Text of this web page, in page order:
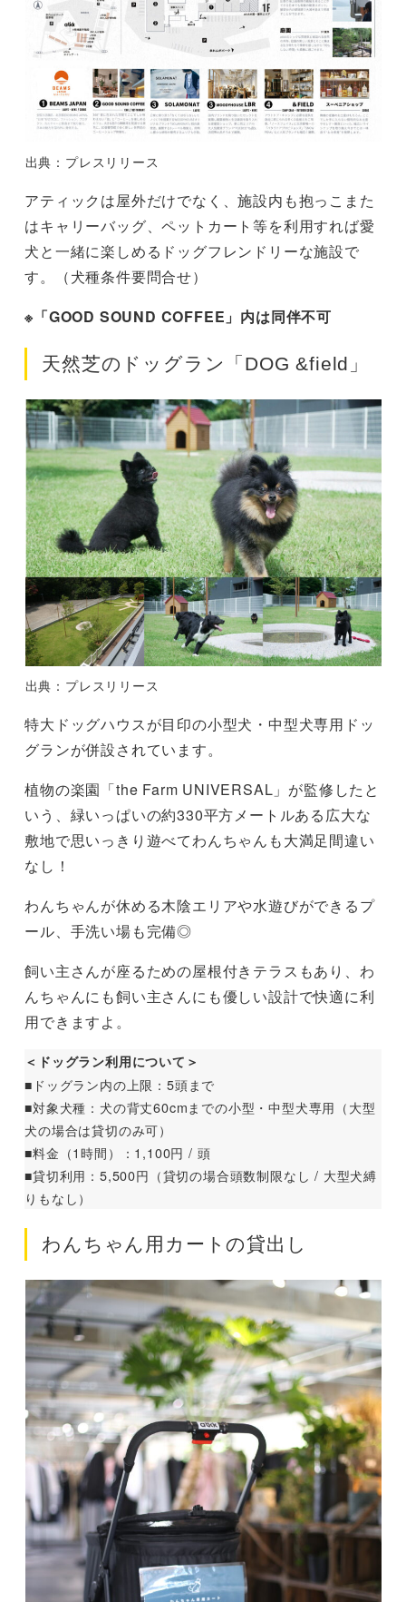
出典：プレスリリース
アティックは屋外だけでなく、施設内も抱っこまた
はキャリーバッグ、ペットカート等を利用すれば愛
犬と一緒に楽しめるドッグフレンドリーな施設で
す。（犬種条件要問合せ）
※「GOOD SOUND COFFEE」内は同伴不可
天然芝のドッグラン「DOG &field」
出典：プレスリリース
特大ドッグハウスが目印の小型犬・中型犬専用ドッ
グランが併設されています。
植物の楽園「the Farm UNIVERSAL」が監修したと
いう、緑いっぱいの約330平方メートルある広大な
敷地で思いっきり遊べてわんちゃんも大満足間違い
なし！
わんちゃんが休める木陰エリアや水遊びができるプ
ール、手洗い場も完備◎
飼い主さんが座るための屋根付きテラスもあり、わ
んちゃんにも飼い主さんにも優しい設計で快適に利
用できますよ。
＜ドッグラン利用について＞
■ドッグラン内の上限：5頭まで
■対象犬種：犬の背丈60cmまでの小型・中型犬専用（大型
犬の場合は貸切のみ可）
■料金（1時間）：1,100円 / 頭
■貸切利用：5,500円（貸切の場合頭数制限なし / 大型犬縛
りもなし）
わんちゃん用カートの貸出し